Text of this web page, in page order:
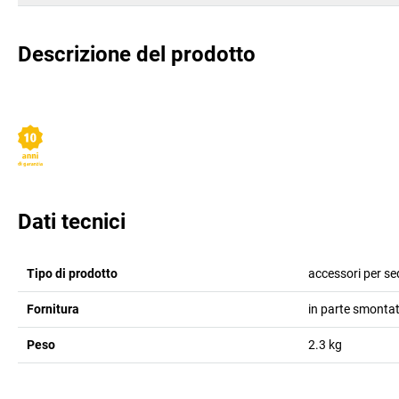
Descrizione del prodotto
Dati tecnici
Tipo di prodotto accessori per
Fornitura in parte
Peso 2.3 kg